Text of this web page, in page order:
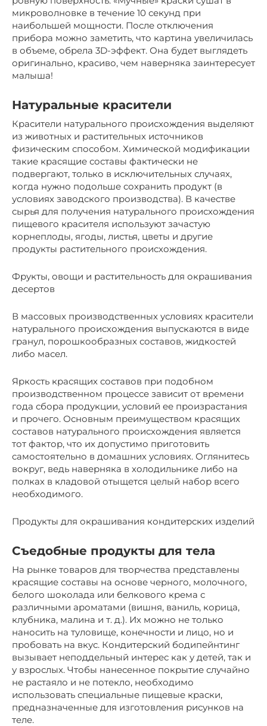
микроволновке в течение 10 секунд при
наибольшей мощности. После отключения
прибора можно заметить, что картина увеличилась
в объеме, обрела 3D-эффект. Она будет выглядеть
оригинально, красиво, чем наверняка заинтересует
малыша!
Натуральные красители
Красители натурального происхождения выделяют
из животных и растительных источников
физическим способом. Химической модификации
такие красящие составы фактически не
подвергают, только в исключительных случаях,
когда нужно подольше сохранить продукт (в
условиях заводского производства). В качестве
сырья для получения натурального происхождения
пищевого красителя используют зачастую
корнеплоды, ягоды, листья, цветы и другие
продукты растительного происхождения.
Фрукты, овощи и растительность для окрашивания
десертов
В массовых производственных условиях красители
натурального происхождения выпускаются в виде
гранул, порошкообразных составов, жидкостей
либо масел.
Яркость красящих составов при подобном
производственном процессе зависит от времени
года сбора продукции, условий ее произрастания
и прочего. Основным преимуществом красящих
составов натурального происхождения является
тот фактор, что их допустимо приготовить
самостоятельно в домашних условиях. Оглянитесь
вокруг, ведь наверняка в холодильнике либо на
полках в кладовой отыщется целый набор всего
необходимого.
Продукты для окрашивания кондитерских изделий
Съедобные продукты для тела
На рынке товаров для творчества представлены
красящие составы на основе черного, молочного,
белого шоколада или белкового крема с
различными ароматами (вишня, ваниль, корица,
клубника, малина и т. д.). Их можно не только
наносить на туловище, конечности и лицо, но и
пробовать на вкус. Кондитерский бодипейнтинг
вызывает неподдельный интерес как у детей, так и
у взрослых. Чтобы нанесенное покрытие случайно
не растаяло и не потекло, необходимо
использовать специальные пищевые краски,
предназначенные для изготовления рисунков на
теле.